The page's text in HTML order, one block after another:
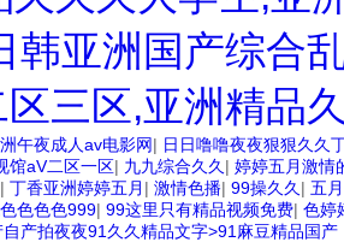
韩亚洲国产综合
三区,亚洲精品
午夜成人av电影网| 日日噜噜夜夜狠狠久久
馆aV二区一区| 九九综合久久 | 婷婷五月激情
| 丁香亚洲婷婷五月 | 激情色播| 99操久久 | 五
色色色999| 99这里只有精品视频免费| 色婷
产拍夜夜91久久精品文字>91麻豆精品国产